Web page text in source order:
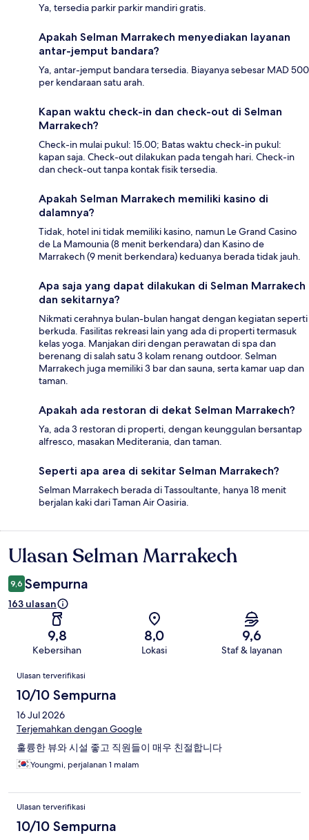
Ya, tersedia parkir parkir mandiri gratis.
Apakah Selman Marrakech menyediakan layanan
antar-jemput bandara?
Ya, antar-jemput bandara tersedia. Biayanya sebesar MAD 500
per kendaraan satu arah.
Kapan waktu check-in dan check-out di Selman
Marrakech?
Check-in mulai pukul: 15.00; Batas waktu check-in pukul:
kapan saja. Check-out dilakukan pada tengah hari. Check-in
dan check-out tanpa kontak fisik tersedia.
Apakah Selman Marrakech memiliki kasino di
dalamnya?
Tidak, hotel ini tidak memiliki kasino, namun Le Grand Casino
de La Mamounia (8 menit berkendara) dan Kasino de
Marrakech (9 menit berkendara) keduanya berada tidak jauh.
Apa saja yang dapat dilakukan di Selman Marrakech
dan sekitarnya?
Nikmati cerahnya bulan-bulan hangat dengan kegiatan seperti
berkuda. Fasilitas rekreasi lain yang ada di properti termasuk
kelas yoga. Manjakan diri dengan perawatan di spa dan
berenang di salah satu 3 kolam renang outdoor. Selman
Marrakech juga memiliki 3 bar dan sauna, serta kamar uap dan
taman.
Apakah ada restoran di dekat Selman Marrakech?
Ya, ada 3 restoran di properti, dengan keunggulan bersantap
alfresco, masakan Mediterania, dan taman.
Seperti apa area di sekitar Selman Marrakech?
Selman Marrakech berada di Tassoultante, hanya 18 menit
berjalan kaki dari Taman Air Oasiria.
Ulasan
Ulasan Selman Marrakech
9,6 Sempurna
163 ulasan
9,8
Kebersihan
8,0
Lokasi
9,6
Staf & layanan
Ulasan
Ulasan terverifikasi
10/10 Sempurna
16 Jul 2026
Terjemahkan dengan Google
훌륭한 뷰와 시설 좋고 직원들이 매우 친절합니다
Youngmi, perjalanan 1 malam
Ulasan terverifikasi
10/10 Sempurna